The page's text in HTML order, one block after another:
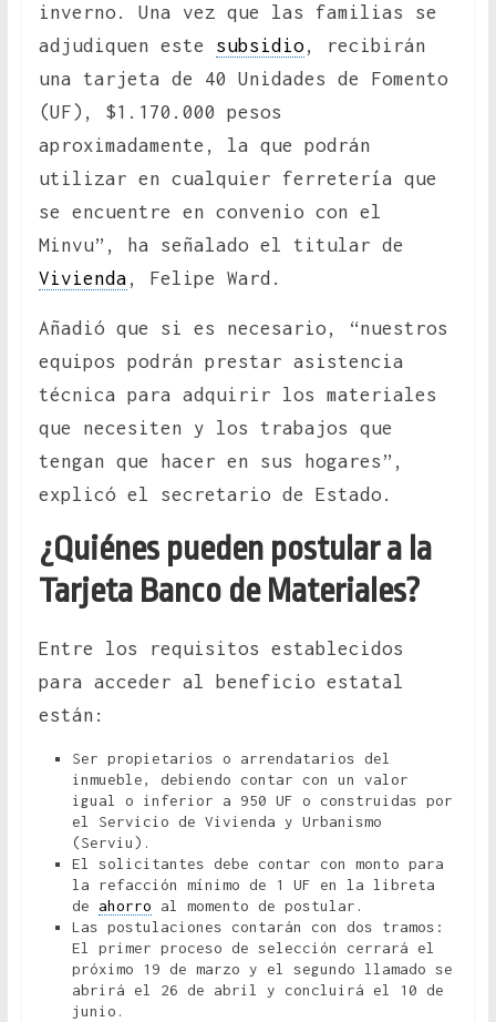
inverno. Una vez que las familias se
adjudiquen este subsidio, recibirán
una tarjeta de 40 Unidades de Fomento
(UF), $1.170.000 pesos
aproximadamente, la que podrán
utilizar en cualquier ferretería que
se encuentre en convenio con el
Minvu”, ha señalado el titular de
Vivienda , Felipe Ward.
Añadió que si es necesario, “nuestros
equipos podrán prestar asistencia
técnica para adquirir los materiales
que necesiten y los trabajos que
tengan que hacer en sus hogares”,
explicó el secretario de Estado.
¿Quiénes pueden postular a la
Tarjeta Banco de Materiales?
Entre los requisitos establecidos
para acceder al beneficio estatal
están:
Ser propietarios o arrendatarios del
inmueble, debiendo contar con un valor
igual o inferior a 950 UF o construidas por
el Servicio de Vivienda y Urbanismo
(Serviu).
El solicitantes debe contar con monto para
la refacción mínimo de 1 UF en la libreta
de ahorro al momento de postular.
Las postulaciones contarán con dos tramos:
El primer proceso de selección cerrará el
próximo 19 de marzo y el segundo llamado se
abrirá el 26 de abril y concluirá el 10 de
junio.